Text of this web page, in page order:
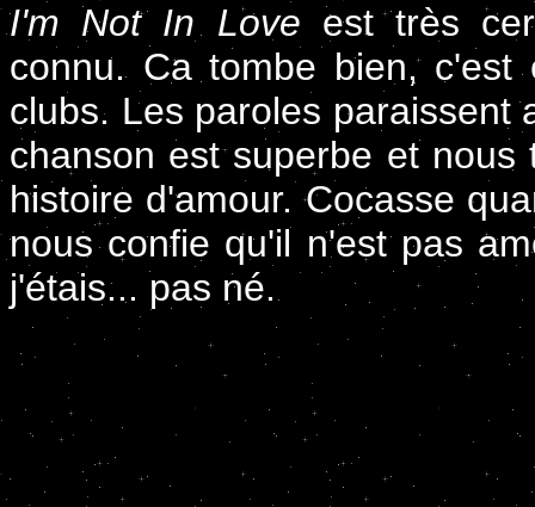
I'm Not In Love est très
connu. Ca tombe bien, c'est
clubs. Les paroles paraissent
chanson est superbe et
histoire d'amour. Cocasse
nous confie qu'il n'est pas
j'étais... pas né.